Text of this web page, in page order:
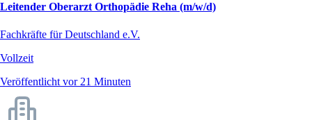
Leitender Oberarzt Orthopädie Reha (m/w/d)
Fachkräfte für Deutschland e.V.
Vollzeit
Veröffentlicht vor 21 Minuten